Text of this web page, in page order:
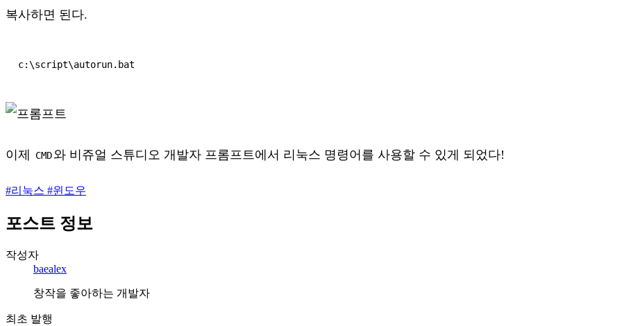
복사하면 된다.
c:\script\autorun.bat
이제 CMD와 비쥬얼 스튜디오 개발자 프롬프트에서 리눅스 명령어를 사용할 수 있게 되었다!
#리눅스 #윈도우
포스트 정보
작성자
baealex
창작을 좋아하는 개발자
최초 발행